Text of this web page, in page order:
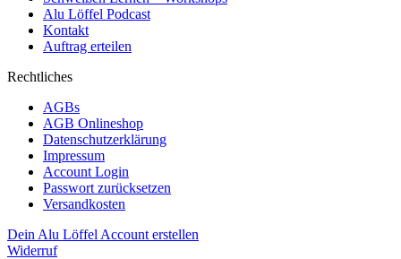
Alu Löffel Podcast
Kontakt
Auftrag erteilen
Rechtliches
AGBs
AGB Onlineshop
Datenschutzerklärung
Impressum
Account Login
Passwort zurücksetzen
Versandkosten
Dein Alu Löffel Account erstellen
Widerruf